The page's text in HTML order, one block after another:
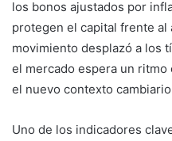
los bonos ajustados por
protegen el capital frente al
movimiento desplazó a los
el mercado espera un
el nuevo contexto
Uno de los indicadores